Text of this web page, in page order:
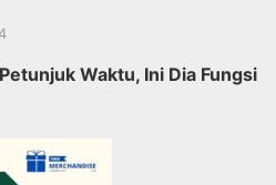
Waktu, Ini Dia Fungsi